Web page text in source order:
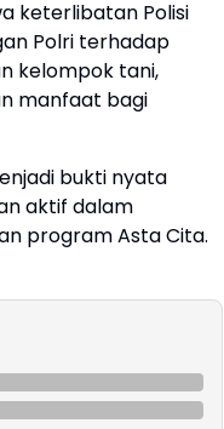
keterlibatan Polisi
Polri terhadap
kelompok tani,
manfaat bagi
bukti nyata
aktif dalam
program Asta Cita.